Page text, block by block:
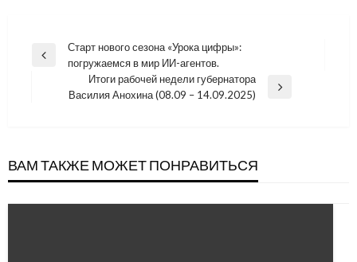
Навигация
записям
Previous
Старт нового сезона «Урока цифры»:
погружаемся в мир ИИ-агентов.
Итоги рабочей недели губернатора
Василия Анохина (08.09 – 14.09.2025)
ВАМ ТАКЖЕ МОЖЕТ ПОНРАВИТЬСЯ